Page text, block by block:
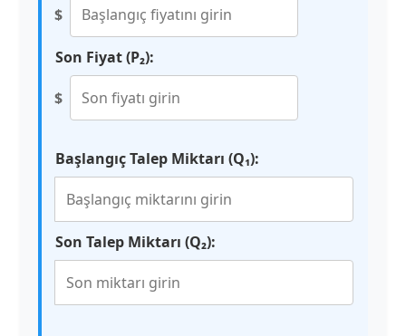
$
Son Fiyat (P₂):
$
Başlangıç Talep Miktarı (Q₁):
Son Talep Miktarı (Q₂):